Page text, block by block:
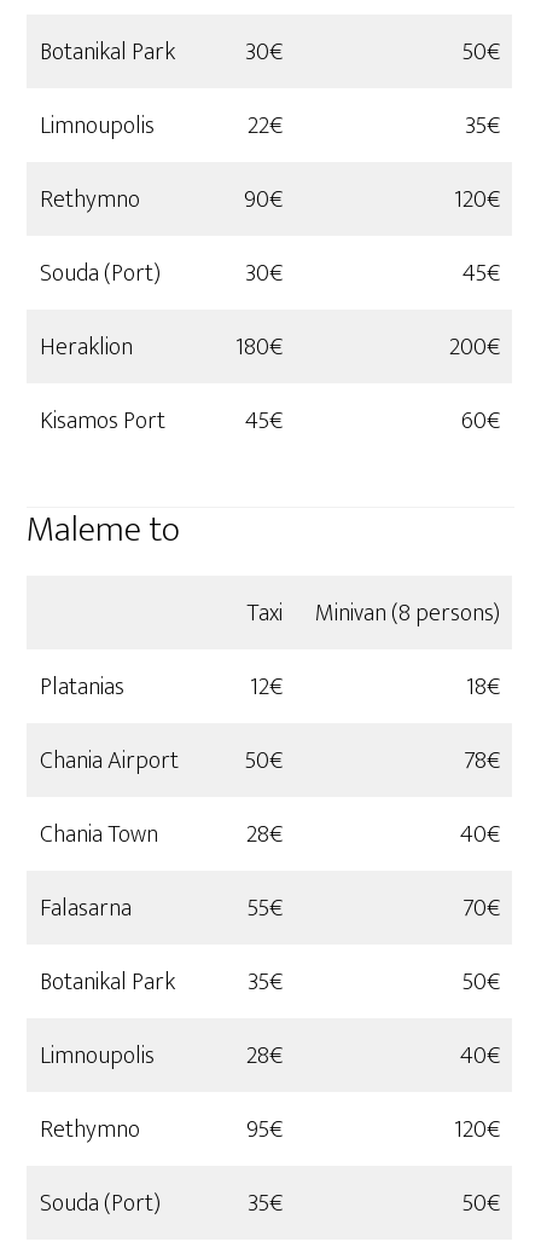
Botanikal Park
30€
50€
Limnoupolis
22€
35€
Rethymno
90€
120€
Souda (Port)
30€
45€
Heraklion
180€
200€
Kisamos Port
45€ 60€
Maleme to
Taxi
Minivan (8 persons)
Platanias
12€
18€
Chania Airport
50€
78€
Chania Town
28€
40€
Falasarna
55€
70€
Botanikal Park
35€
50€
Limnoupolis
28€
40€
Rethymno
95€
120€
Souda (Port)
35€
50€